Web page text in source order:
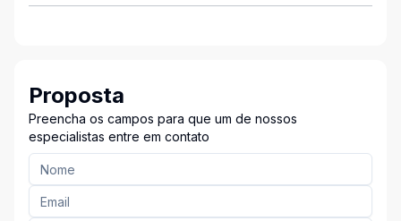
Proposta
Preencha os campos para que um de nossos
especialistas entre em contato